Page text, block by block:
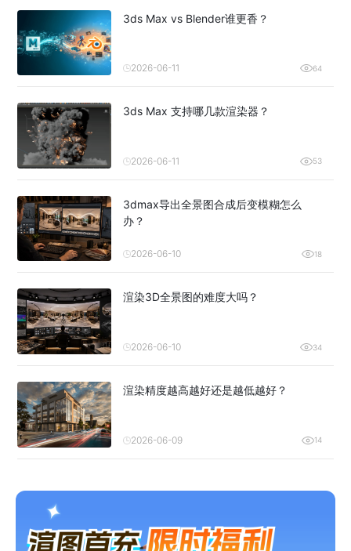
3ds Max vs Blender谁更香？
2026-06-11 64
3ds Max 支持哪几款渲染器？
2026-06-11 53
3dmax导出全景图合成后变模糊怎么
办？
2026-06-10 18
渲染3D全景图的难度大吗？
2026-06-10 34
渲染精度越高越好还是越低越好？
2026-06-09 14